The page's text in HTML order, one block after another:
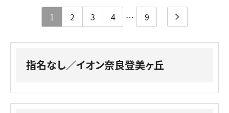
1 2 3 4 … 9
指名なし／イオン奈良登美ヶ丘